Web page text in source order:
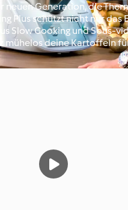
neuen Generation, die
Plus schützt nicht nur das
Slow Cooking und Sous-
mühelos deine Kartoffeln